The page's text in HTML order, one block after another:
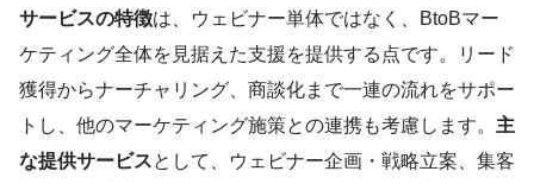
サービスの特徴は、ウェビナー単体ではなく、BtoBマー
ケティング全体を見据えた支援を提供する点です。リード
獲得からナーチャリング、商談化まで一連の流れをサポー
トし、他のマーケティング施策との連携も考慮します。 主
な提供サービスとして、ウェビナー企画・戦略立案、集客